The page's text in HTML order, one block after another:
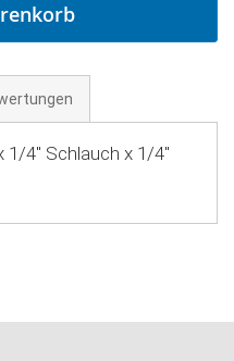
1/4" Schlauch x 1/4"